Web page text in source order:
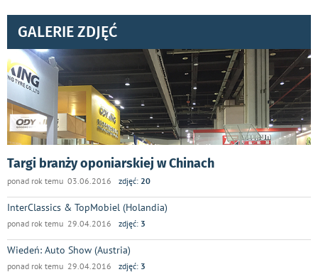
GALERIE ZDJĘĆ
Targi branży oponiarskiej w Chinach
ponad rok temu 03.06.2016 zdjęć: 20
InterClassics & TopMobiel (Holandia)
ponad rok temu 29.04.2016 zdjęć: 3
Wiedeń: Auto Show (Austria)
ponad rok temu 29.04.2016 zdjęć: 3